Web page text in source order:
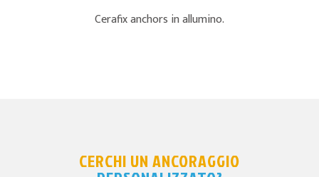
Cerafix anchors in allumino.
CERCHI UN ANCORAGGIO